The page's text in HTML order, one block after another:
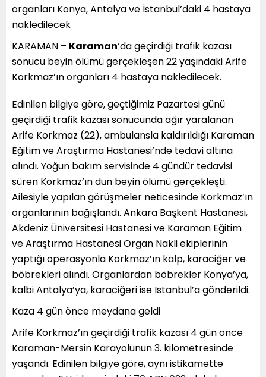
organları Konya, Antalya ve İstanbul’daki 4 hastaya
nakledilecek
KARAMAN – Karaman‘da geçirdiği trafik kazası
sonucu beyin ölümü gerçekleşen 22 yaşındaki Arife
Korkmaz’ın organları 4 hastaya nakledilecek.
Edinilen bilgiye göre, geçtiğimiz Pazartesi günü
geçirdiği trafik kazası sonucunda ağır yaralanan
Arife Korkmaz (22), ambulansla kaldırıldığı Karaman
Eğitim ve Araştırma Hastanesi’nde tedavi altına
alındı. Yoğun bakım servisinde 4 gündür tedavisi
süren Korkmaz’ın dün beyin ölümü gerçekleşti.
Ailesiyle yapılan görüşmeler neticesinde Korkmaz’ın
organlarının bağışlandı. Ankara Başkent Hastanesi,
Akdeniz Üniversitesi Hastanesi ve Karaman Eğitim
ve Araştırma Hastanesi Organ Nakli ekiplerinin
yaptığı operasyonla Korkmaz’ın kalp, karaciğer ve
böbrekleri alındı. Organlardan böbrekler Konya’ya,
kalbi Antalya’ya, karaciğeri ise İstanbul’a gönderildi.
Kaza 4 gün önce meydana geldi
Arife Korkmaz’ın geçirdiği trafik kazası 4 gün önce
Karaman-Mersin Karayolunun 3. kilometresinde
yaşandı. Edinilen bilgiye göre, aynı istikamette